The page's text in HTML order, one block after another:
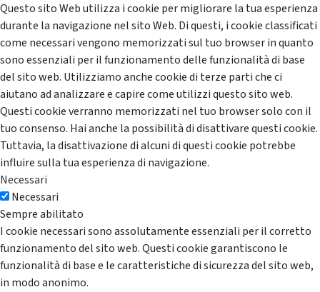
Questo sito Web utilizza i cookie per migliorare la tua esperienza
durante la navigazione nel sito Web. Di questi, i cookie classificati
come necessari vengono memorizzati sul tuo browser in quanto
sono essenziali per il funzionamento delle funzionalità di base
del sito web. Utilizziamo anche cookie di terze parti che ci
aiutano ad analizzare e capire come utilizzi questo sito web.
Questi cookie verranno memorizzati nel tuo browser solo con il
tuo consenso. Hai anche la possibilità di disattivare questi cookie.
Tuttavia, la disattivazione di alcuni di questi cookie potrebbe
influire sulla tua esperienza di navigazione.
Necessari
Necessari
Sempre abilitato
I cookie necessari sono assolutamente essenziali per il corretto
funzionamento del sito web. Questi cookie garantiscono le
funzionalità di base e le caratteristiche di sicurezza del sito web,
in modo anonimo.